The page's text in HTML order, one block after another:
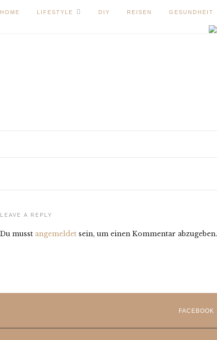
HOME LIFESTYLE DIY REISEN GESUNDHEIT
LEAVE A REPLY
Du musst angemeldet sein, um einen Kommentar abzugeben.
FACEBOOK